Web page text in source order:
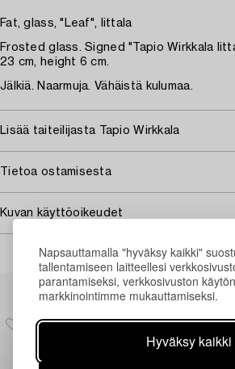
Napsauttamalla "hyväksy kaikki"
tallentamiseen laitteellesi
parantamiseksi, verkkosivuston
markkinointimme mukauttamiseksi.
Hyväksy kaikki
Fat, glass, "Leaf", Iittala
Frosted glass. Signed "Tapio Wirkkala
23 cm, height 6 cm.
Jälkiä. Naarmuja. Vähäistä kulumaa.
Lisää taiteilijasta Tapio Wirkkala
Tietoa ostamisesta
Kuvan käyttöoikeudet
Muiden katsomia